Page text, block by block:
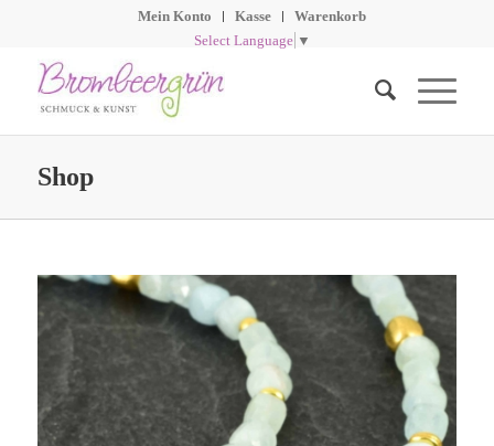
Mein Konto Kasse
Warenkorb
Select Language ▼
Shop